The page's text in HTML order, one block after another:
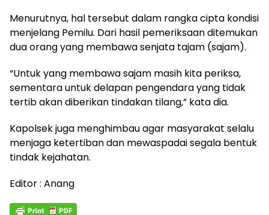
Menurutnya, hal tersebut dalam rangka cipta kondisi
menjelang Pemilu. Dari hasil pemeriksaan ditemukan
dua orang yang membawa senjata tajam (sajam).
“Untuk yang membawa sajam masih kita periksa,
sementara untuk delapan pengendara yang tidak
tertib akan diberikan tindakan tilang,” kata dia.
Kapolsek juga menghimbau agar masyarakat selalu
menjaga ketertiban dan mewaspadai segala bentuk
tindak kejahatan.
Editor : Anang